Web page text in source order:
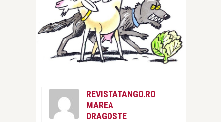
REVISTATANGO.RO
MAREA
DRAGOSTE